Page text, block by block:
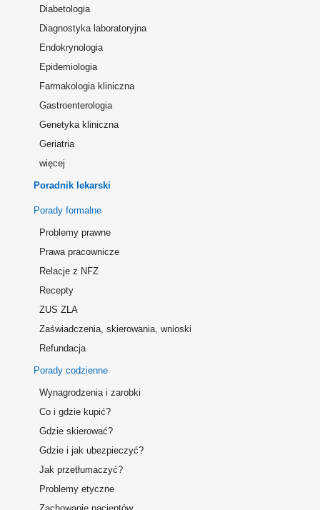
Diabetologia
Diagnostyka laboratoryjna
Endokrynologia
Epidemiologia
Farmakologia kliniczna
Gastroenterologia
Genetyka kliniczna
Geriatria
więcej
Poradnik lekarski
Porady formalne
Problemy prawne
Prawa pracownicze
Relacje z NFZ
Recepty
ZUS ZLA
Zaświadczenia, skierowania, wnioski
Refundacja
Porady codzienne
Wynagrodzenia i zarobki
Co i gdzie kupić?
Gdzie skierować?
Gdzie i jak ubezpieczyć?
Jak przetłumaczyć?
Problemy etyczne